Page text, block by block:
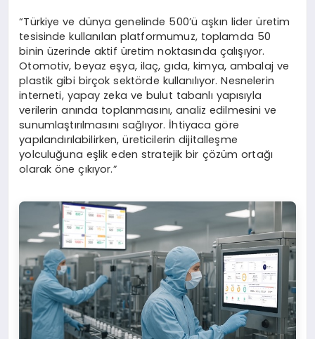
“Türkiye ve dünya genelinde 500’ü aşkın lider üretim
tesisinde kullanılan platformumuz, toplamda 50
binin üzerinde aktif üretim noktasında çalışıyor.
Otomotiv, beyaz eşya, ilaç, gıda, kimya, ambalaj ve
plastik gibi birçok sektörde kullanılıyor. Nesnelerin
interneti, yapay zeka ve bulut tabanlı yapısıyla
verilerin anında toplanmasını, analiz edilmesini ve
sunumlaştırılmasını sağlıyor. İhtiyaca göre
yapılandırılabilirken, üreticilerin dijitalleşme
yolculuğuna eşlik eden stratejik bir çözüm ortağı
olarak öne çıkıyor.”